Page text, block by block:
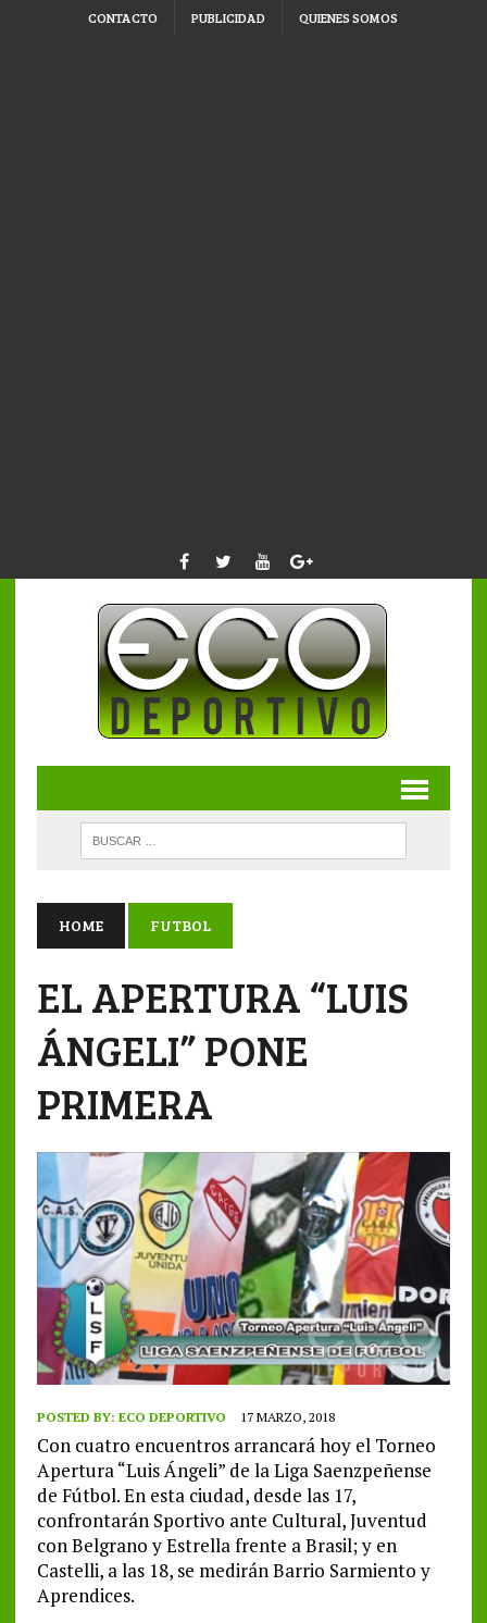
CONTACTO PUBLICIDAD QUIENES SOMOS
HOME FUTBOL
EL APERTURA “LUIS
ÁNGELI” PONE
PRIMERA
POSTED BY: ECO DEPORTIVO 17 MARZO, 2018
Con cuatro encuentros arrancará hoy el Torneo
Apertura “Luis Ángeli” de la Liga Saenzpeñense
de Fútbol. En esta ciudad, desde las 17,
confrontarán Sportivo ante Cultural, Juventud
con Belgrano y Estrella frente a Brasil; y en
Castelli, a las 18, se medirán Barrio Sarmiento y
Aprendices.